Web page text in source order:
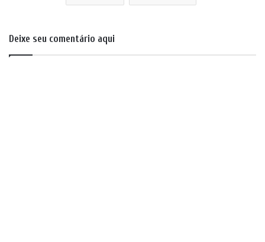
Deixe seu comentário aqui